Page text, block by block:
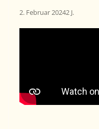
2. Februar 20242 J.